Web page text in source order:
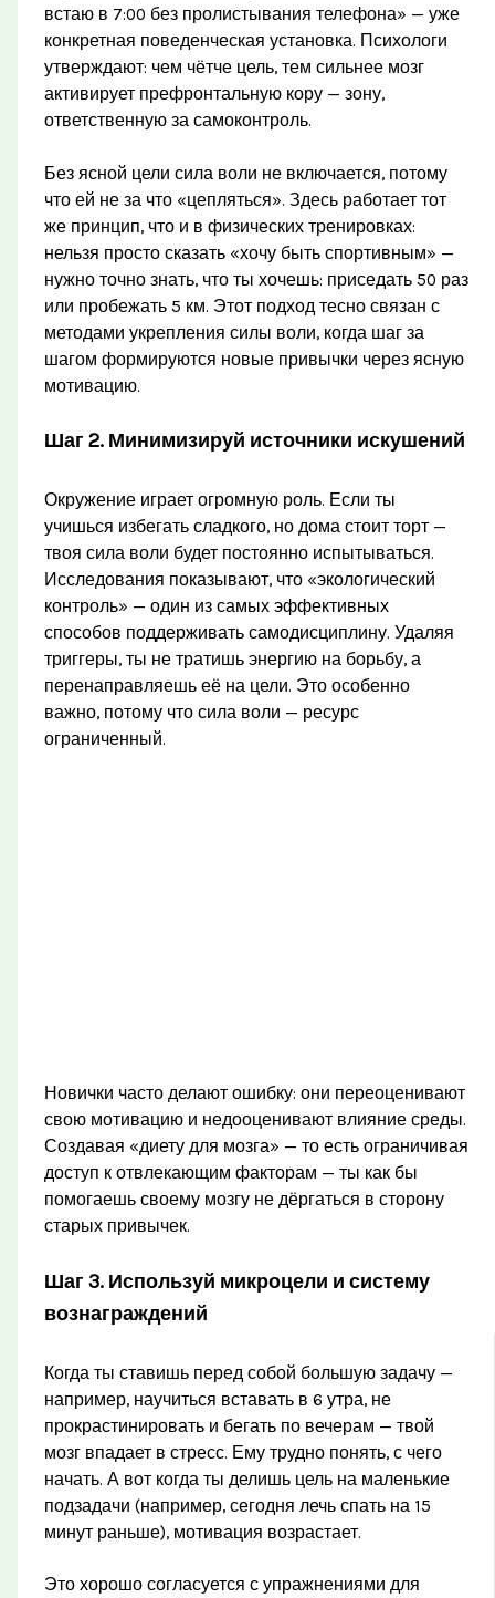
встаю в 7:00 без пролистывания телефона» — уже
конкретная поведенческая установка. Психологи
утверждают: чем чётче цель, тем сильнее мозг
активирует префронтальную кору — зону,
ответственную за самоконтроль.
Без ясной цели сила воли не включается, потому
что ей не за что «цепляться». Здесь работает тот
же принцип, что и в физических тренировках:
нельзя просто сказать «хочу быть спортивным» —
нужно точно знать, что ты хочешь: приседать 50 раз
или пробежать 5 км. Этот подход тесно связан с
методами укрепления силы воли, когда шаг за
шагом формируются новые привычки через ясную
мотивацию.
Шаг 2. Минимизируй источники искушений
Окружение играет огромную роль. Если ты
учишься избегать сладкого, но дома стоит торт —
твоя сила воли будет постоянно испытываться.
Исследования показывают, что «экологический
контроль» — один из самых эффективных
способов поддерживать самодисциплину. Удаляя
триггеры, ты не тратишь энергию на борьбу, а
перенаправляешь её на цели. Это особенно
важно, потому что сила воли — ресурс
ограниченный.
Новички часто делают ошибку: они переоценивают
свою мотивацию и недооценивают влияние среды.
Создавая «диету для мозга» — то есть ограничивая
доступ к отвлекающим факторам — ты как бы
помогаешь своему мозгу не дёргаться в сторону
старых привычек.
Шаг 3. Используй микроцели и систему
вознаграждений
Когда ты ставишь перед собой большую задачу —
например, научиться вставать в 6 утра, не
прокрастинировать и бегать по вечерам — твой
мозг впадает в стресс. Ему трудно понять, с чего
начать. А вот когда ты делишь цель на маленькие
подзадачи (например, сегодня лечь спать на 15
минут раньше), мотивация возрастает.
Это хорошо согласуется с упражнениями для